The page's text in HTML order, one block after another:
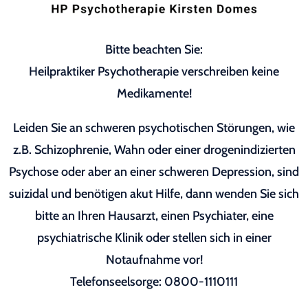
Bitte beachten Sie:
Heilpraktiker Psychotherapie verschreiben keine
Medikamente!
Leiden Sie an schweren psychotischen Störungen, wie
z.B. Schizophrenie, Wahn oder einer drogenindizierten
Psychose oder aber an einer schweren Depression, sind
suizidal und benötigen akut Hilfe, dann wenden Sie sich
bitte an Ihren Hausarzt, einen Psychiater, eine
psychiatrische Klinik oder stellen sich in einer
Notaufnahme vor!
Telefonseelsorge: 0800-1110111